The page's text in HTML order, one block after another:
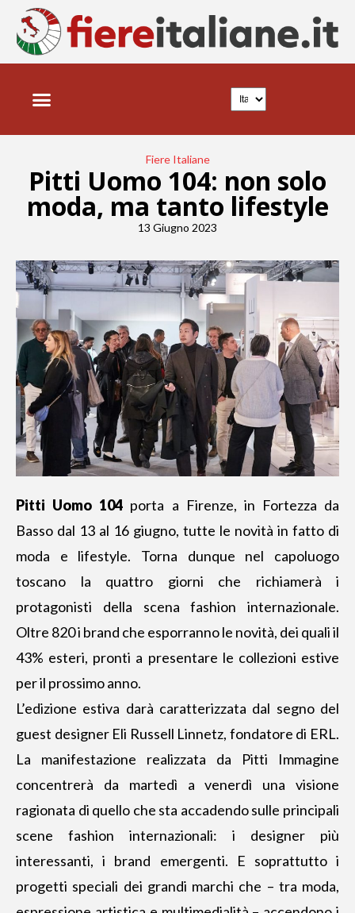
Fiere Italiane
Pitti Uomo 104: non solo
moda, ma tanto lifestyle
13 Giugno 2023
Pitti Uomo 104 porta a Firenze, in Fortezza da
Basso dal 13 al 16 giugno, tutte le novità in fatto di
moda e lifestyle. Torna dunque nel capoluogo
toscano la quattro giorni che richiamerà i
protagonisti della scena fashion internazionale.
Oltre 820 i brand che esporranno le novità, dei quali il
43% esteri, pronti a presentare le collezioni estive
per il prossimo anno.
L’edizione estiva darà caratterizzata dal segno del
guest designer Eli Russell Linnetz, fondatore di ERL.
La manifestazione realizzata da Pitti Immagine
concentrerà da martedì a venerdì una visione
ragionata di quello che sta accadendo sulle principali
scene fashion internazionali: i designer più
interessanti, i brand emergenti. E soprattutto i
progetti speciali dei grandi marchi che – tra moda,